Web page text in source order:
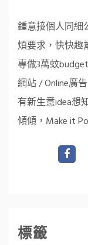
鍾意接個人同細
煩要求，快快趣
專做3萬蚊
網站 / Online廣
有新生意idea想
傾傾，Make it
標籤